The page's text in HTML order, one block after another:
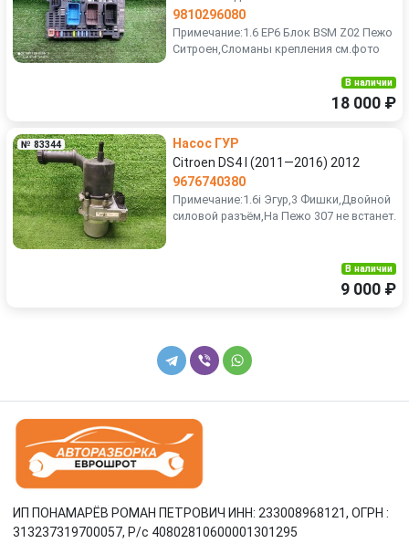
9810296080
Примечание:1.6 EP6 Блок BSM Z02 Пежо
Ситроен,Сломаны крепления см.фото
В наличии
18 000 ₽
№ 83344
Насос ГУР
Citroen DS4 I (2011—2016) 2012
9676740380
Примечание:1.6i Эгур,3 Фишки,Двойной
силовой разъём,На Пежо 307 не встанет.
В наличии
9 000 ₽
ИП ПОНАМАРЁВ РОМАН ПЕТРОВИЧ ИНН: 233008968121, ОГРН :
313237319700057, Р/c 40802810600001301295